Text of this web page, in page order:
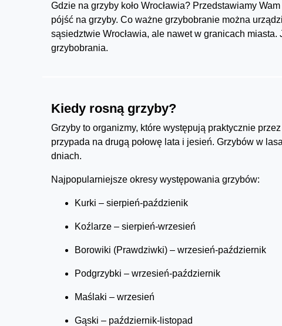
Gdzie na grzyby koło Wrocławia? Przedstawiamy
pójść na grzyby. Co ważne grzybobranie można
sąsiedztwie Wrocławia, ale nawet w granicach
grzybobrania.
Kiedy rosną grzyby?
Grzyby to organizmy, które występują praktycznie
przypada na drugą połowę lata i jesień. Grzybów w
dniach.
Najpopularniejsze okresy występowania grzybów:
Kurki – sierpień-paździenik
Koźlarze – sierpień-wrzesień
Borowiki (Prawdziwki) – wrzesień-październik
Podgrzybki – wrzesień-październik
Maślaki – wrzesień
Gąski – październik-listopad